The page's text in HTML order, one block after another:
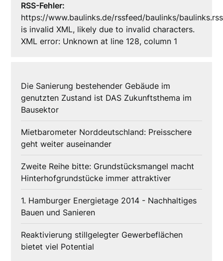
RSS-Fehler:
https://www.baulinks.de/rssfeed/baulinks/baulinks.rss
is invalid XML, likely due to invalid characters.
XML error: Unknown at line 128, column 1
Die Sanierung bestehender Gebäude im
genutzten Zustand ist DAS Zukunftsthema im
Bausektor
Mietbarometer Norddeutschland: Preisschere
geht weiter auseinander
Zweite Reihe bitte: Grundstücksmangel macht
Hinterhofgrundstücke immer attraktiver
1. Hamburger Energietage 2014 - Nachhaltiges
Bauen und Sanieren
Reaktivierung stillgelegter Gewerbeflächen
bietet viel Potential